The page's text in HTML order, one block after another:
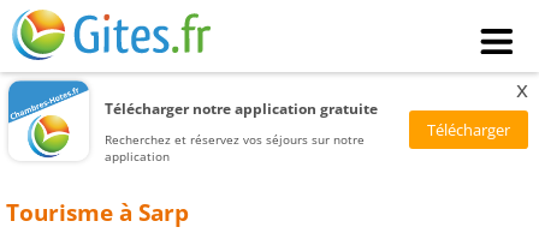
Télécharger notre application gratuite
Recherchez et réservez vos séjours sur notre
application
x
Tourisme à Sarp